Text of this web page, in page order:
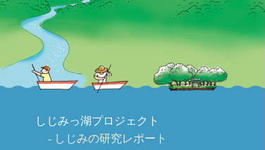
しじみっ湖プロジェクト
しじみの研究レポート